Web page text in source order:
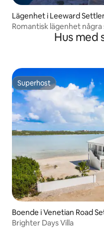
Lägenhet i Leeward
Romantisk lägenhet
Hus med
Superhost
Superhost
Boende i Venetian Road
Brighter Days Villa